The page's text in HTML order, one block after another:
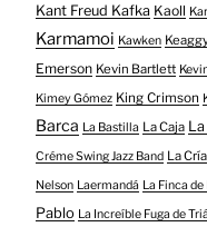
Kant Freud Kafka Kaoll
Karmamoi Kawken
Emerson Kevin Bartlett
Kimey Gómez King Crimson
Barca La Bastilla La Caja
Créme Swing Jazz Band La Cría
Nelson Laermandá La Finca
Pablo La Increíble Fuga de